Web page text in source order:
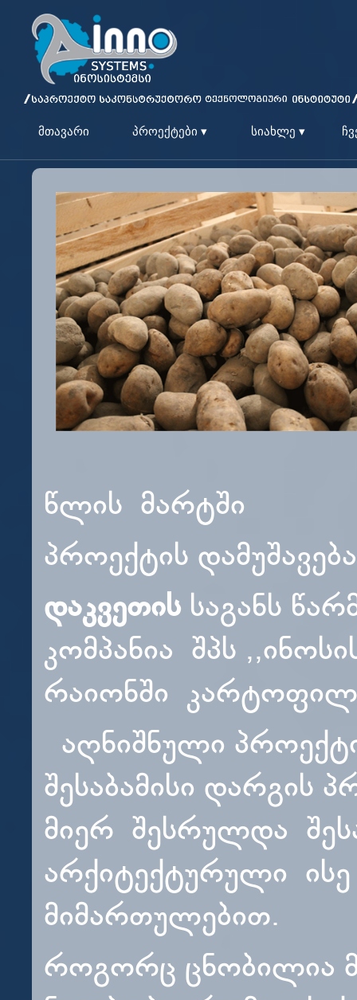
მთავარი პროექტები ▾ სიახლე ▾
წლის მარტში
პროექტის
დაკვეთის საგანს
კომპანია შპს
რაიონში
აღნიშნული
შესაბამისი დარგის
მიერ შესრულდა
არქიტექტურული
მიმართულებით.
როგორც ცნობილია